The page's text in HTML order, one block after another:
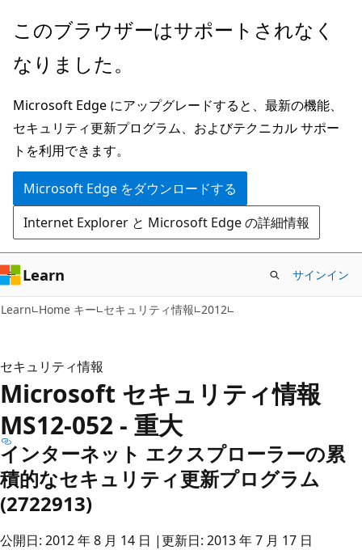
メ
ン
ン
テ
ン
ツ
に
ス
キ
ッ
プ
このブラウザーはサポートされなく
なりました。
Microsoft Edge にアップグレードすると、最新の機能、
セキュリティ更新プログラム、およびテクニカル サポー
トを利用できます。
Microsoft Edge をダウンロードする
Internet Explorer と Microsoft Edge の詳細情報
Learn サインイン
Learn Home キー セキュリティ情報 2012
セキュリティ情報
Microsoft セキュリティ情報
MS12-052 - 重大
インターネット エクスプローラーの累
積的なセキュリティ更新プログラム
(2722913)
公開日: 2012 年 8 月 14 日 |更新日: 2013 年 7 月 17 日